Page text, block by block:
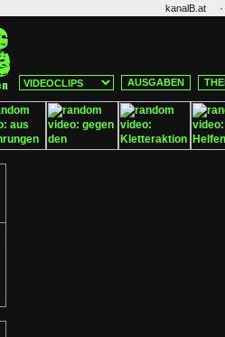
kanalB.at ·
AUSGABEN